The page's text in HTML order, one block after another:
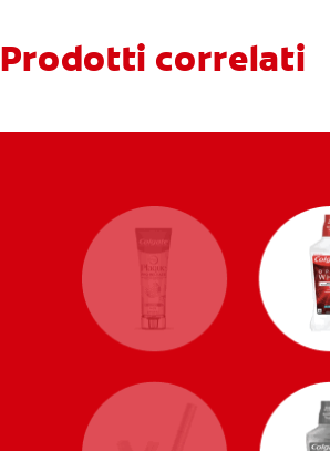
Prodotti correlati